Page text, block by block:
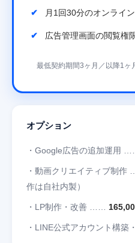
月1回30分のオンライ
広告管理画面の閲覧権
最低契約期間3ヶ月／以降1ヶ
オプション
・Google広告の追加運用
・動画クリエイティブ制作
作は自社内製）
・LP制作・改善 ……
・LINE公式アカウント構